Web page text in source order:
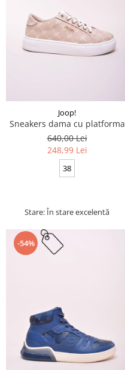
Joop!
Sneakers dama cu platforma
640,00 Lei
248,99 Lei
38
Stare: În stare excelentă
-54%